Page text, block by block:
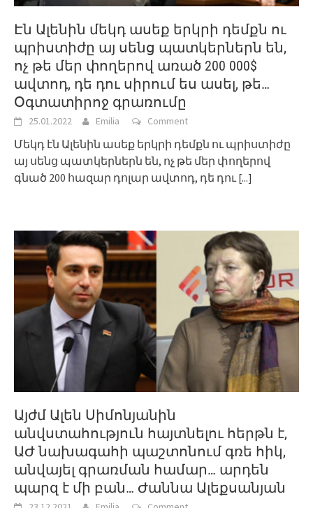
Էն Ալենին մեկդ ասեք երկրի դեմքն ու
պրիստիժը այ սենց պատկերներն են,
ոչ թե մեր փողերով առած 200 000$
ավտոդ, դե դու սիրում ես ասել, թե…
Օգտատիրոջ գրառումը
25.01.2022 Emilia Comment
Մեկդ էն Ալենին ասեք երկրի դեմքն ու պրիստիժը
այ սենց պատկերներն են, ոչ թե մեր փողերով
գնած 200 հազար դոլար ավտոդ, դե դու [...]
Այժմ Ալեն Սիմոնյանին
անվստահություն հայտնելու հերթն է,
ԱԺ նախագահի պաշտոնում գռե հիկ,
անվայել գրառման համար… արդեն
պարզ է մի բան… Ժաննա Ալեքսանյան